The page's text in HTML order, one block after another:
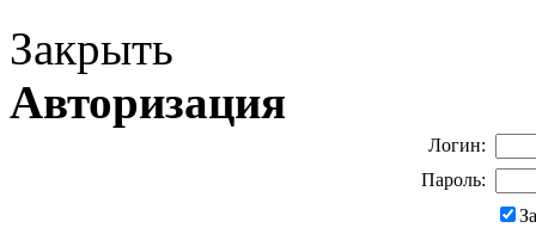
Закрыть
Авторизация
Логин:
Пароль: